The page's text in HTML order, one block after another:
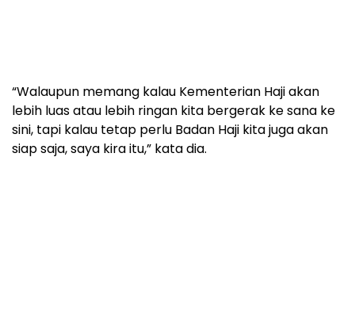
“Walaupun memang kalau Kementerian Haji akan
lebih luas atau lebih ringan kita bergerak ke sana ke
sini, tapi kalau tetap perlu Badan Haji kita juga akan
siap saja, saya kira itu,” kata dia.